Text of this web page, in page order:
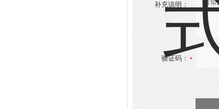
补充说明：
验证码：